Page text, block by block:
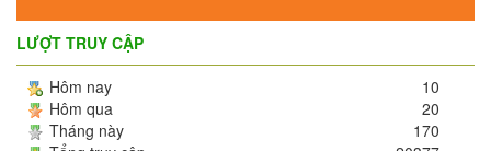
LƯỢT TRUY CẬP
Hôm nay
10
Hôm qua
20
Tháng này
170